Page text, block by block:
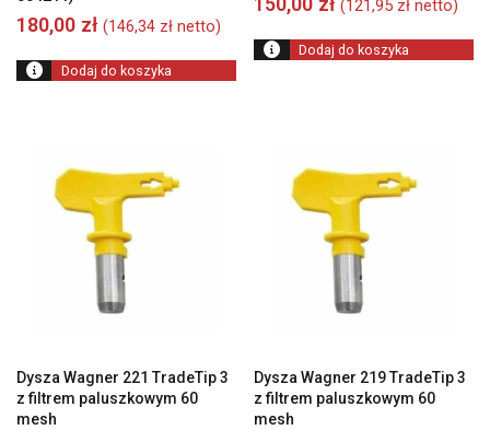
180,00 zł (146,34 zł netto)
Dodaj do koszyka
(121,95 zł netto)
Dodaj do koszyka
Dysza Wagner 221 TradeTip 3
z filtrem paluszkowym 60
mesh
Dysza Wagner 219 TradeTip 3
z filtrem paluszkowym 60
mesh